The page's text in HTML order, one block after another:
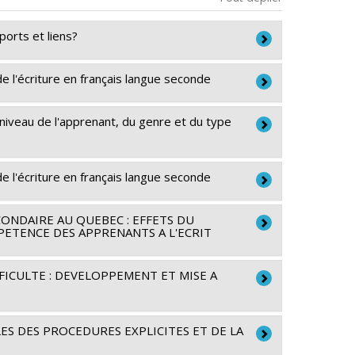
et liens?
du Canada
- Subventions d'exploration
l'écriture en français langue seconde
et culture (FQRSC)
de recherche sur l'écriture
de l'apprenant, du genre et du type
et culture (FQRSC)
de recherche sur l'écriture
l'écriture en français langue seconde
et culture (FQRSC)
AU QUEBEC : EFFETS DU
DES APPRENANTS A L'ECRIT
et culture (FQRSC)
de recherche sur l'écriture
: DEVELOPPEMENT ET MISE A
DES PROCEDURES EXPLICITES ET DE LA